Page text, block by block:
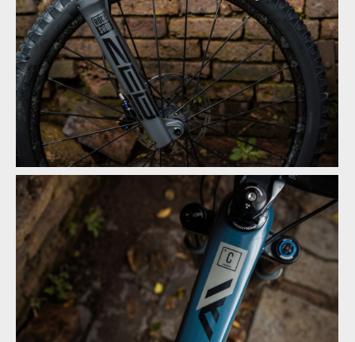
Novinka: Nukeproof Mega - počtvrté stejně a přesto jinak
Novinka: Nukeproof Mega - počtvrté stejně a přesto jinak
Novinka: Nukeproof Mega - počtvrté stejně a přesto jinak
Novinka: Nukeproof Mega - počtvrté stejně a přesto jinak
Novinka: Nukeproof Mega - počtvrté stejně a přesto jinak
Novinka: Nukeproof Mega - počtvrté stejně a přesto jinak
Novinka: Nukeproof Mega - počtvrté stejně a přesto jinak
Novinka: Nukeproof Mega - počtvrté stejně a přesto jinak
Novinka: Nukeproof Mega - počtvrté stejně a přesto jinak
Novinka: Nukeproof Mega - počtvrté stejně a přesto jinak
Novinka: Nukeproof Mega - počtvrté stejně a přesto jinak